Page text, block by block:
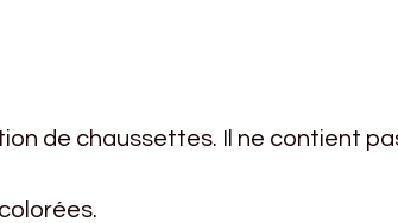
de chaussettes. Il ne contient